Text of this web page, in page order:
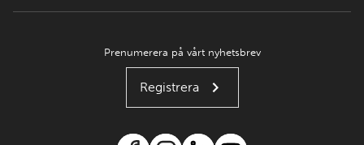
Prenumerera på vårt nyhetsbrev
Registrera